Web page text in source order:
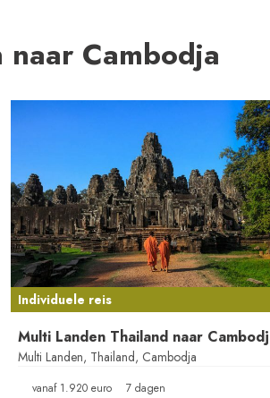
Cambodja
Individuele reis
Multi Landen Thailand naar
Multi Landen, Thailand, Cambodja
vanaf 1.920 euro 7 dagen